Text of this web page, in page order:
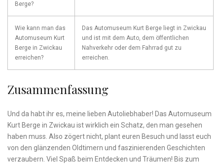
Berge?
Wie kann man das
Automuseum Kurt
‌Berge in ⁣Zwickau
erreichen?
Das Automuseum‍ Kurt Berge liegt in Zwickau⁢
und ist mit dem Auto, dem öffentlichen
Nahverkehr ‌oder ​dem Fahrrad‍ gut zu
⁢erreichen.
Zusammenfassung
Und da habt ​ihr​ es, meine lieben Autoliebhaber! Das Automuseum
Kurt ⁤Berge in Zwickau ist‌ wirklich ‌ein Schatz, den man gesehen
haben muss. Also ⁣zögert ​nicht, plant euren Besuch‌ und lasst⁢ euch
von den glänzenden⁢ Oldtimern und ⁢faszinierenden‍ Geschichten
verzaubern.⁣ Viel Spaß beim Entdecken und Träumen! Bis zum